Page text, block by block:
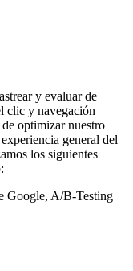
y evaluar de
clic y navegación
optimizar nuestro
general del
los siguientes
Google, A/B-Testing